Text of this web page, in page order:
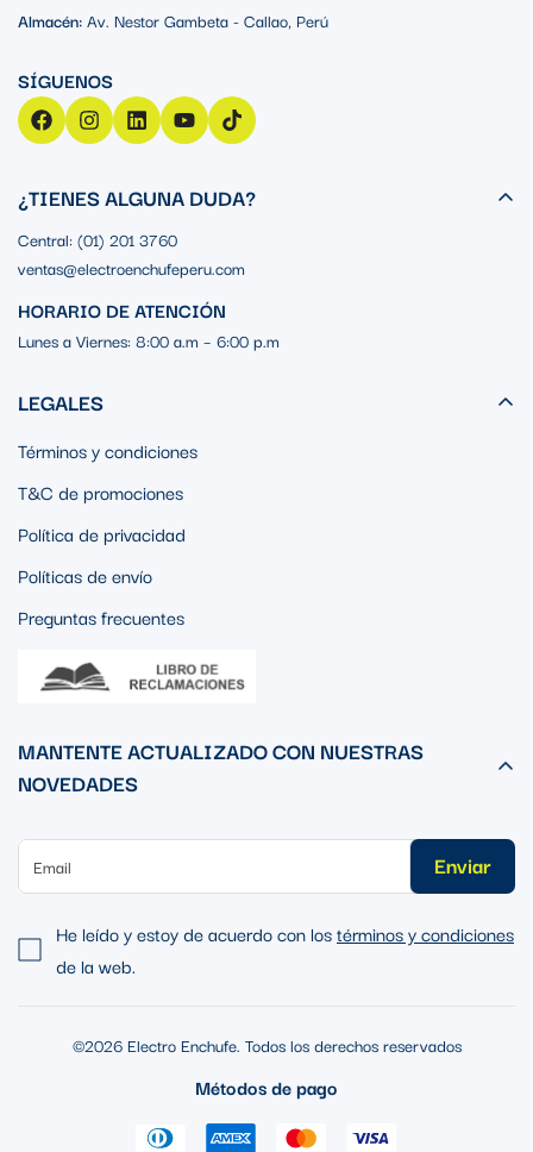
Almacén:Av. Nestor Gambeta - Callao, Perú
¿TIENES ALGUNA DUDA?
Central: (01) 201 3760
ventas@electroenchufeperu.com
HORARIO DE ATENCIÓN
Lunes a Viernes: 8:00 a.m – 6:00 p.m
LEGALES
Términos y condiciones
T&C de promociones
Política de privacidad
Políticas de envío
Preguntas frecuentes
MANTENTE ACTUALIZADO CON NUESTRAS
NOVEDADES
Enviar
He leído y estoy de acuerdo con lostérminos y condiciones
de la web.
©2026 Electro Enchufe. Todos los derechos reservados
Métodos de pago